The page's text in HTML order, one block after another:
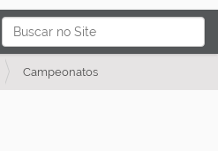
Busca
Busca Avançada…
Campeonatos